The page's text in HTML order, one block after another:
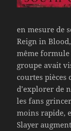
en mesure de
Reign in
même
groupe avait
courtes pièces
d’explorer de
les fans
moins rapide,
Slayer